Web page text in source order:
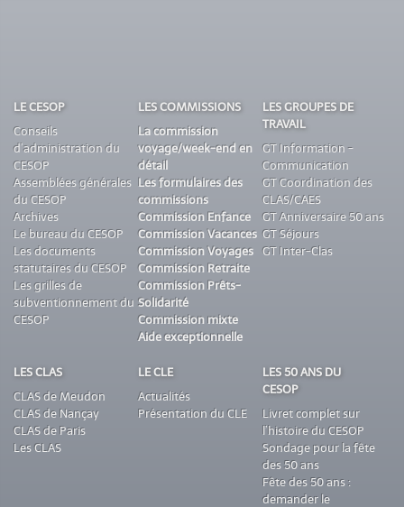
LE CESOP
Conseils
d’administration du
CESOP
Assemblées générales
du CESOP
Archives
Le bureau du CESOP
Les documents
statutaires du CESOP
Les grilles de
subventionnement du
CESOP
LES COMMISSIONS
La commission
voyage/week-end en
détail
Les formulaires des
commissions
Commission Enfance
Commission Vacances
Commission Voyages
Commission Retraite
Commission Prêts-
Solidarité
Commission mixte
Aide exceptionnelle
LES GROUPES DE
TRAVAIL
GT Information -
Communication
GT Coordination des
CLAS/CAES
GT Anniversaire 50 ans
GT Séjours
GT Inter-Clas
LES CLAS
CLAS de Meudon
CLAS de Nançay
CLAS de Paris
Les CLAS
LE CLE
Actualités
Présentation du CLE
LES 50 ANS DU
CESOP
Livret complet sur
l’histoire du CESOP
Sondage pour la fête
des 50 ans
Fête des 50 ans :
demander le